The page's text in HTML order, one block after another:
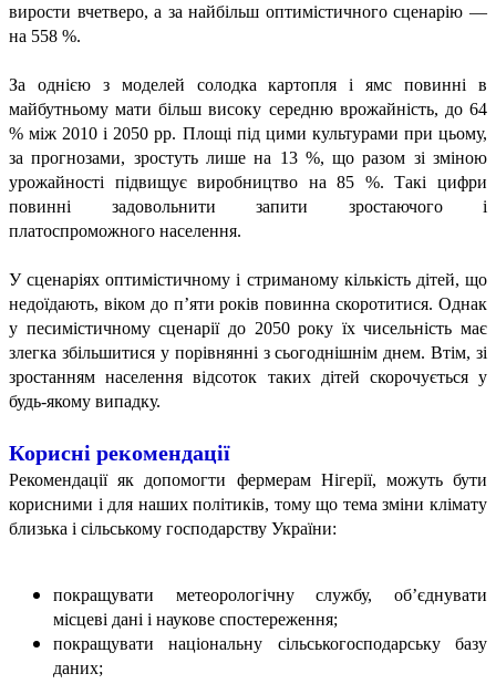
вирости вчетверо, а за найбільш оптимістичного сценарію —
на 558 %.
За однією з моделей солодка картопля і ямс повинні в
майбутньому мати більш високу середню врожайність, до 64
% між 2010 і 2050 рр. Площі під цими культурами при цьому,
за прогнозами, зростуть лише на 13 %, що разом зі зміною
урожайності підвищує виробництво на 85 %. Такі цифри
повинні задовольнити запити зростаючого і
платоспроможного населення.
У сценаріях оптимістичному і стриманому кількість дітей, що
недоїдають, віком до п’яти років повинна скоротитися. Однак
у песимістичному сценарії до 2050 року їх чисельність має
злегка збільшитися у порівнянні з сьогоднішнім днем. Втім, зі
зростанням населення відсоток таких дітей скорочується у
будь-якому випадку.
Корисні рекомендації
Рекомендації як допомогти фермерам Нігерії, можуть бути
корисними і для наших політиків, тому що тема зміни клімату
близька і сільському господарству України:
покращувати метеорологічну службу, об’єднувати
місцеві дані і наукове спостереження;
покращувати національну сільськогосподарську базу
даних;